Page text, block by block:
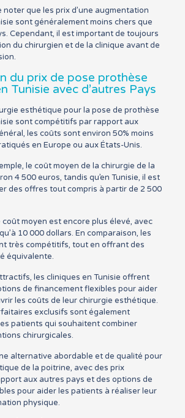
noter que les prix d’une augmentation
sont généralement moins chers que
Cependant, il est important de toujours
du chirurgien et de la clinique avant de
du prix de pose prothèse
Tunisie avec d’autres Pays
esthétique pour la pose de prothèse
sont compétitifs par rapport aux
les coûts sont environ 50% moins
en Europe ou aux États-Unis.
le coût moyen de la chirurgie de la
4 500 euros, tandis qu’en Tunisie, il est
des offres tout compris à partir de 2 500
coût moyen est encore plus élevé, avec
10 000 dollars. En comparaison, les
très compétitifs, tout en offrant des
équivalente.
les cliniques en Tunisie offrent
de financement flexibles pour aider
les coûts de leur chirurgie esthétique.
exclusifs sont également
patients qui souhaitent combiner
chirurgicales.
alternative abordable et de qualité pour
de la poitrine, avec des prix
aux autres pays et des options de
pour aider les patients à réaliser leur
physique.